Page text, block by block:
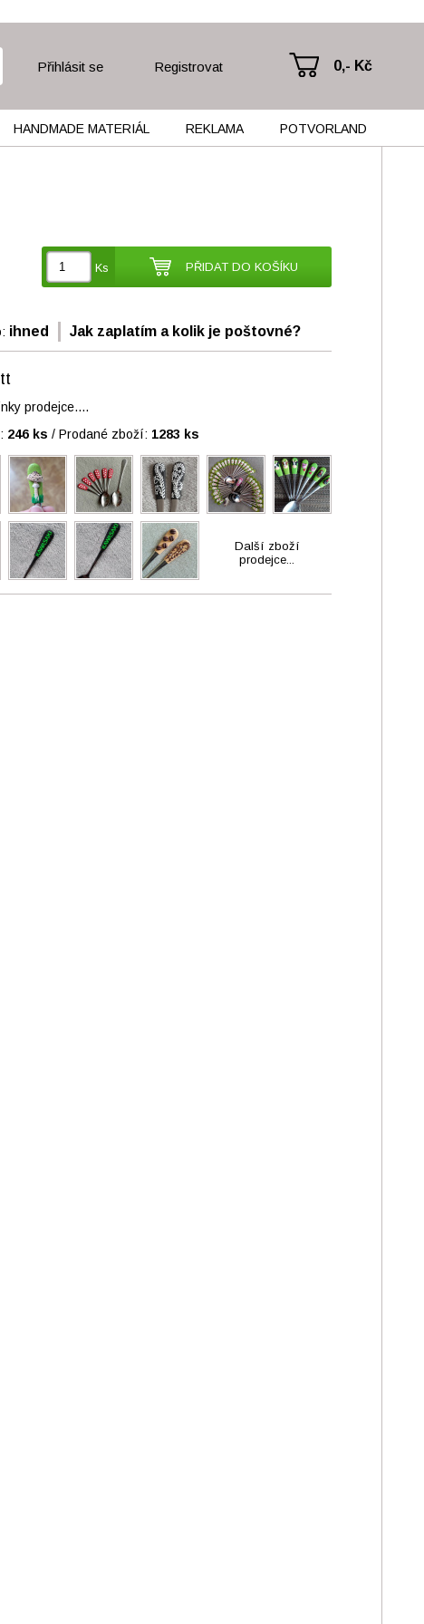
Přihlásit se Registrovat 0,- Kč
HANDMADE MATERIÁL REKLAMA POTVORLAND
Ks PŘIDAT DO KOŠÍKU
ihned Jak zaplatím a kolik je poštovné?
prodejce....
246 ks / Prodané zboží: 1283 ks
Další zboží
prodejce...